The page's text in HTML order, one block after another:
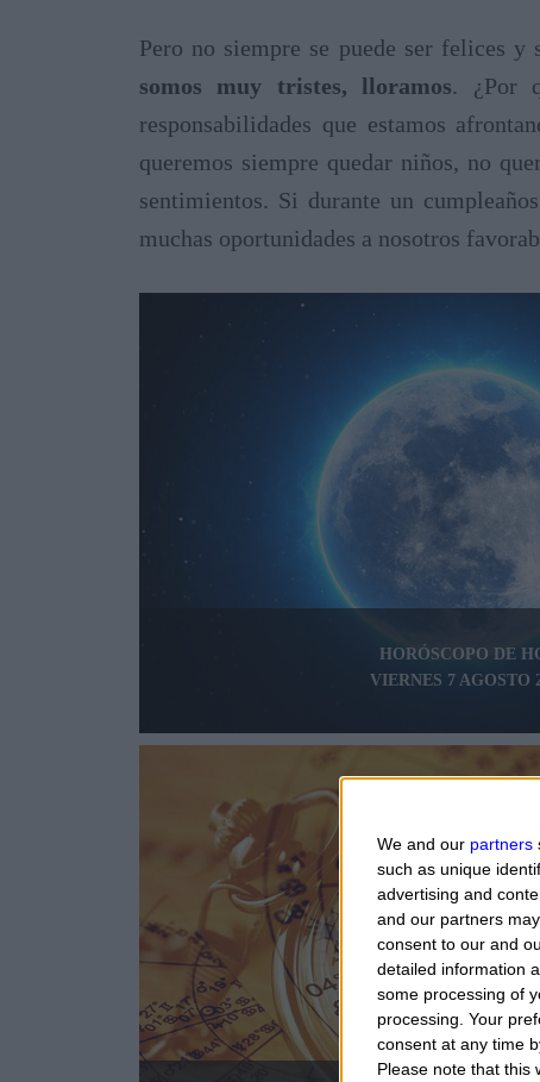
We and our partners
such as unique
advertising and
and our partners
consent to our and
detailed information
some processing of
processing. Your
consent at any time
Please note that this
Pero no siempre se puede ser felices y
somos muy tristes, lloramos. ¿Por
responsabilidades que estamos
queremos siempre quedar niños, no
sentimientos. Si durante un
muchas oportunidades a nosotros
HORÓSCOPO DE
VIERNES 7 AGOSTO